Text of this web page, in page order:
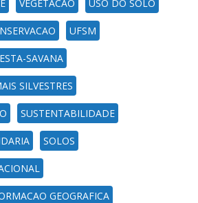
VEGETACAO USO DO SOLO
UFSM
SAVANA
SILVESTRES
SUSTENTABILIDADE
SOLOS
GEOGRAFICA